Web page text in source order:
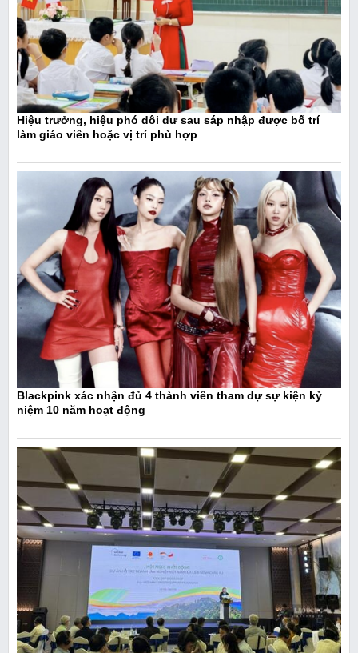
Hiệu trưởng, hiệu phó dôi dư sau sáp nhập được bố trí
làm giáo viên hoặc vị trí phù hợp
Blackpink xác nhận đủ 4 thành viên tham dự sự kiện kỷ
niệm 10 năm hoạt động